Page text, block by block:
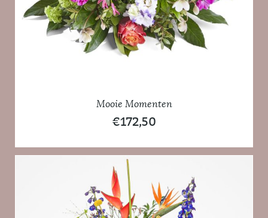
Mooie Momenten
€172,50